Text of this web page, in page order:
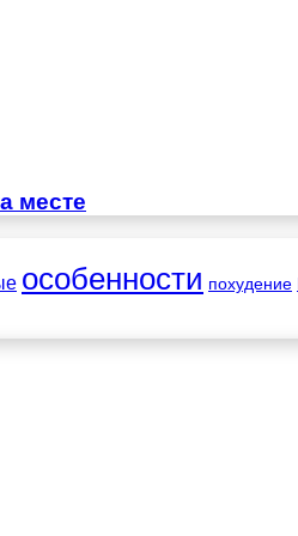
месте
особенности похудение